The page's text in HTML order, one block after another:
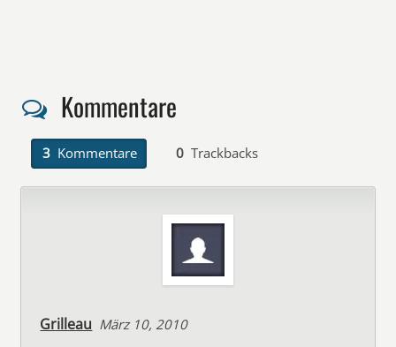
Kommentare
3 Kommentare 0 Trackbacks
Grilleau März 10, 2010